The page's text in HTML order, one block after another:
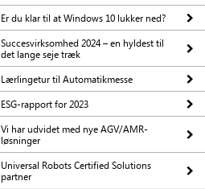
Er du klar til at Windows 10 lukker ned?
Succesvirksomhed 2024 – en hyldest til
det lange seje træk
Lærlingetur til Automatikmesse
ESG-rapport for 2023
Vi har udvidet med nye AGV/AMR-
løsninger
Universal Robots Certified Solutions
partner